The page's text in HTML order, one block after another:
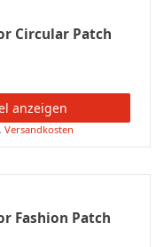
Circular Patch
anzeigen
Versandkosten
Fashion Patch